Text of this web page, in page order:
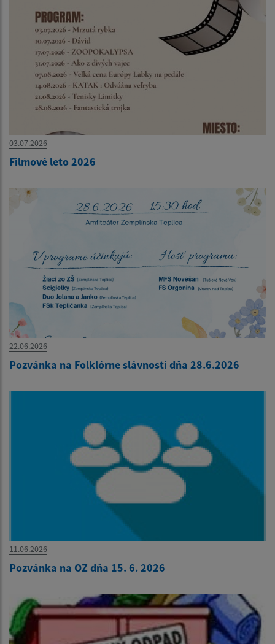
03.07.2026
Filmové leto 2026
22.06.2026
Pozvánka na Folklórne slávnosti dňa 28.6.2026
11.06.2026
Pozvánka na OZ dňa 15. 6. 2026